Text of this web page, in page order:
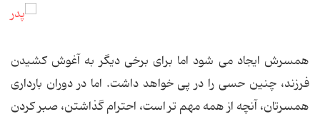
همسرش ایجاد می شود اما برای برخی دیگر به آغوش کشیدن
فرزند، چنین حسی را در پی خواهد داشت. اما در دوران بارداری
همسرتان، آنچه از همه مهم تر است، احترام گذاشتن، صبر کردن